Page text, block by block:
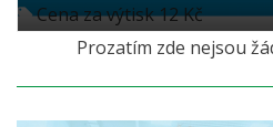
Cena za výtisk 12 Kč
Prozatím zde nejsou